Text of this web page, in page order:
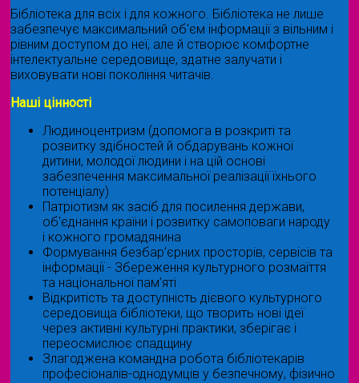
Бібліотека для всіх і для кожного. Бібліотека не лише
забезпечує максимальний об'єм інформації з вільним і
рівним доступом до неї, але й створює комфортне
інтелектуальне середовище, здатне залучати і
виховувати нові покоління читачів.
Наші цінності
Людиноцентризм (допомога в розкриті та
розвитку здібностей й обдарувань кожної
дитини, молодої людини і на цій основі
забезпечення максимальної реалізації їхнього
потенціалу)
Патріотизм як засіб для посилення держави,
об'єднання країни і розвитку самоповаги народу
і кожного громадянина
Формування безбар’єрних просторів, сервісів та
інформації - Збереження культурного розмаїття
та національної пам’яті
Відкритість та доступність дієвого культурного
середовища бібліотеки, що творить нові ідеї
через активні культурні практики, зберігає і
переосмислює спадщину
Злагоджена командна робота бібліотекарів
професіоналів-однодумців у безпечному, фізично